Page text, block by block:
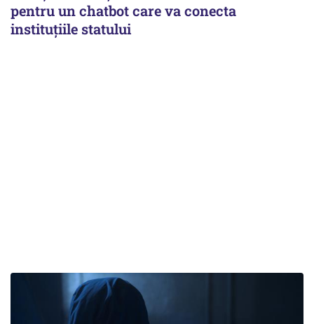
pentru un chatbot care va conecta
instituţiile statului